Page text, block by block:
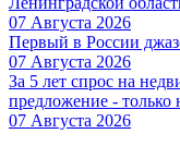
07 Августа 2026
Первый в России
07 Августа 2026
За 5 лет спрос на
предложение - только
07 Августа 2026